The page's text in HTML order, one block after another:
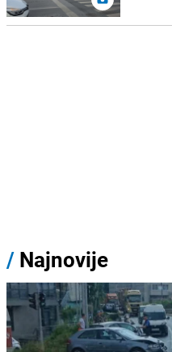
/ Najnovije